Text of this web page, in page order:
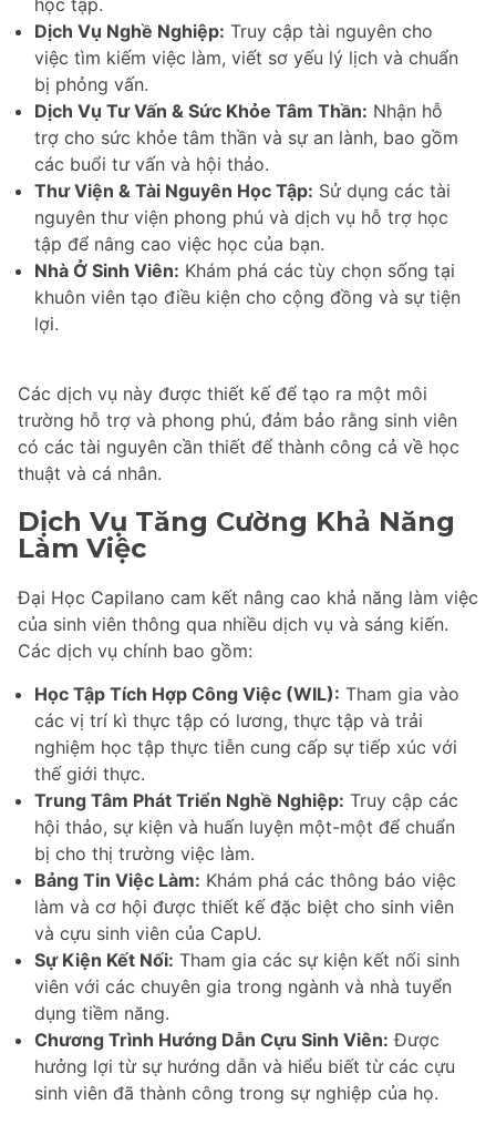
học tập.
Dịch Vụ Nghề Nghiệp: Truy cập tài nguyên cho
việc tìm kiếm việc làm, viết sơ yếu lý lịch và chuẩn
bị phỏng vấn.
Dịch Vụ Tư Vấn & Sức Khỏe Tâm Thần: Nhận hỗ
trợ cho sức khỏe tâm thần và sự an lành, bao gồm
các buổi tư vấn và hội thảo.
Thư Viện & Tài Nguyên Học Tập: Sử dụng các tài
nguyên thư viện phong phú và dịch vụ hỗ trợ học
tập để nâng cao việc học của bạn.
Nhà Ở Sinh Viên: Khám phá các tùy chọn sống tại
khuôn viên tạo điều kiện cho cộng đồng và sự tiện
lợi.
Các dịch vụ này được thiết kế để tạo ra một môi
trường hỗ trợ và phong phú, đảm bảo rằng sinh viên
có các tài nguyên cần thiết để thành công cả về học
thuật và cá nhân.
Dịch Vụ Tăng Cường Khả Năng
Làm Việc
Đại Học Capilano cam kết nâng cao khả năng làm việc
của sinh viên thông qua nhiều dịch vụ và sáng kiến.
Các dịch vụ chính bao gồm:
Học Tập Tích Hợp Công Việc (WIL): Tham gia vào
các vị trí kì thực tập có lương, thực tập và trải
nghiệm học tập thực tiễn cung cấp sự tiếp xúc với
thế giới thực.
Trung Tâm Phát Triển Nghề Nghiệp: Truy cập các
hội thảo, sự kiện và huấn luyện một-một để chuẩn
bị cho thị trường việc làm.
Bảng Tin Việc Làm: Khám phá các thông báo việc
làm và cơ hội được thiết kế đặc biệt cho sinh viên
và cựu sinh viên của CapU.
Sự Kiện Kết Nối: Tham gia các sự kiện kết nối sinh
viên với các chuyên gia trong ngành và nhà tuyển
dụng tiềm năng.
Chương Trình Hướng Dẫn Cựu Sinh Viên: Được
hưởng lợi từ sự hướng dẫn và hiểu biết từ các cựu
sinh viên đã thành công trong sự nghiệp của họ.